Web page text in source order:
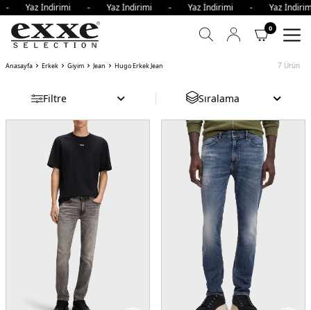
Yaz İndirimi - Yaz İndirimi - Yaz İndirimi - Yaz
0
Anasayfa Erkek Giyim Jean Hugo Erkek Jean 7 Ürün
Filtre Sıralama